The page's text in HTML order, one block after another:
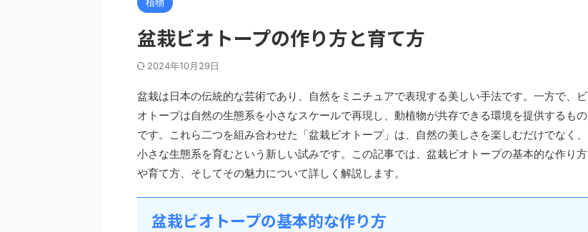
盆栽ビオトープの作り方と育て方
2024年10月29日
盆栽は日本の伝統的な芸術であり、自然をミニチュアで表現する美しい手法です。一方で、ビ
オトープは自然の生態系を小さなスケールで再現し、動植物が共存できる環境を提供するもの
です。これら二つを組み合わせた「盆栽ビオトープ」は、自然の美しさを楽しむだけでなく、
小さな生態系を育むという新しい試みです。この記事では、盆栽ビオトープの基本的な作り方
や育て方、そしてその魅力について詳しく解説します。
盆栽ビオトープの基本的な作り方